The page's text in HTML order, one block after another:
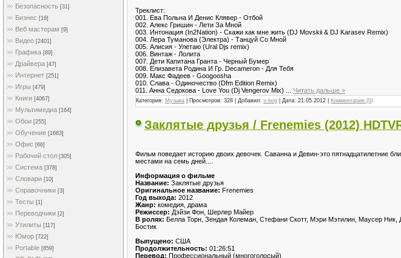
Безопасность [31]
Бизнес [16]
Веб мастерам [9]
Видео [2401]
Графика [89]
Драйвера [47]
Интернет [251]
Игры [479]
Книги [4067]
Мультимедиа [164]
Обои [255]
Обучение [1683]
Офис [66]
Рабочий стол [305]
Система [378]
Словари [10]
Справочники [3]
Тесты [1]
Переводчики [2]
Утилиты [117]
Юмор [722]
Portable [859]
Треклист:
001. Ева Польна И Денис Клявер - Отбой
002. Алекс Гришин - Лети За Мной
003. Интонация (In2Nation) - Скажи как мне жить (DJ Movskii & DJ Karasev Remix)
004. Лера Туманова (Электра) - Танцуй Со Мной
005. Алисия - Улетаю (Ural Djs remix)
006. Винтаж - Лолита
007. Дети Капитана Гранта - Черный Бумер
008. Елизавета Родина И Гр. Decameron - Для Тебя
009. Макс Фадеев - Googoosha
010. Слава - Одиночество (Dfm Edition Remix)
011. Анна Седокова - Love You (Dj Vengerov Mix)
Читать дальше »
Категория: Музыка | Просмотров: 328 | Добавил: s-bog | Дата: 21.05.2012 Комментарии (0)
Заклятые друзья / Frenemies (2012)
Фильм поведает историю двоих девочек. Саванна и Девин-это пятнадцатилетние
местами на семь дней....
Информация о фильме
Название: Заклятые друзья
Оригинальное название: Frenemies
Год выхода: 2012
Жанр: комедия, драма
Режиссер: Дэйзи Фон, Шерлер Майер
В ролях: Белла Торн, Зендая Колеман, Стефани Скотт, Мэри Мэтилин, Маусер
Бостик
Выпущено: США
Продолжительность: 01:26:51
Перевод: Профессиональный (многоголосый)